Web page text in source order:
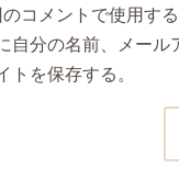
のコメントで使用す
自分の名前、メール
トを保存する。